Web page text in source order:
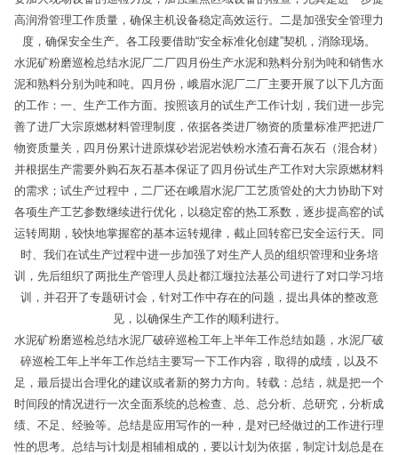
高润滑管理工作质量，确保主机设备稳定高效运行。二是加强安全管理力
度，确保安全生产。各工段要借助“安全标准化创建”契机，消除现场。
水泥矿粉磨巡检总结水泥厂二厂四月份生产水泥和熟料分别为吨和销售水
泥和熟料分别为吨和吨。四月份，峨眉水泥厂二厂主要开展了以下几方面
的工作：一、生产工作方面。按照该月的试生产工作计划，我们进一步完
善了进厂大宗原燃材料管理制度，依据各类进厂物资的质量标准严把进厂
物资质量关，四月份累计进原煤砂岩泥岩铁粉水渣石膏石灰石（混合材）
并根据生产需要外购石灰石基本保证了四月份试生产工作对大宗原燃材料
的需求；试生产过程中，二厂还在峨眉水泥厂工艺质管处的大力协助下对
各项生产工艺参数继续进行优化，以稳定窑的热工系数，逐步提高窑的试
运转周期，较快地掌握窑的基本运转规律，截止回转窑已安全运行天。同
时、我们在试生产过程中进一步加强了对生产人员的组织管理和业务培
训，先后组织了两批生产管理人员赴都江堰拉法基公司进行了对口学习培
训，并召开了专题研讨会，针对工作中存在的问题，提出具体的整改意
见，以确保生产工作的顺利进行。
水泥矿粉磨巡检总结水泥厂破碎巡检工年上半年工作总结如题，水泥厂破
碎巡检工年上半年工作总结主要写一下工作内容，取得的成绩，以及不
足，最后提出合理化的建议或者新的努力方向。转载：总结，就是把一个
时间段的情况进行一次全面系统的总检查、总、总分析、总研究，分析成
绩、不足、经验等。总结是应用写作的一种，是对已经做过的工作进行理
性的思考。总结与计划是相辅相成的，要以计划为依据，制定计划总是在